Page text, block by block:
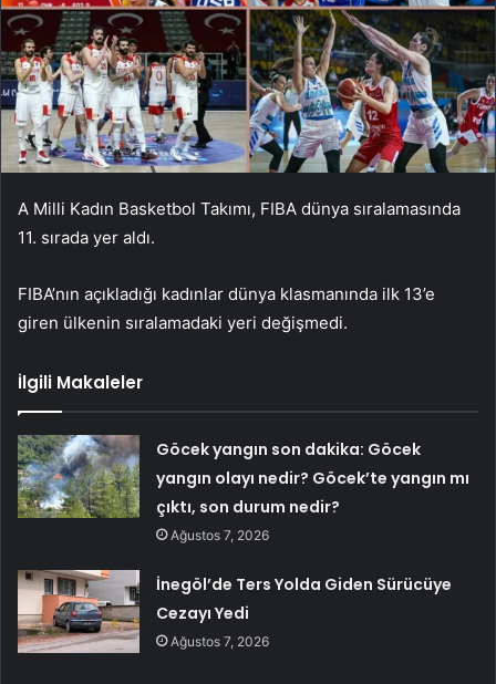
A Milli Kadın Basketbol Takımı, FIBA ​​dünya sıralamasında
11. sırada yer aldı.
FIBA’nın açıkladığı kadınlar dünya klasmanında ilk 13’e
giren ülkenin sıralamadaki yeri değişmedi.
İlgili Makaleler
Göcek yangın son dakika: Göcek
yangın olayı nedir? Göcek’te yangın mı
çıktı, son durum nedir?
Ağustos 7, 2026
İnegöl’de Ters Yolda Giden Sürücüye
Cezayı Yedi
Ağustos 7, 2026